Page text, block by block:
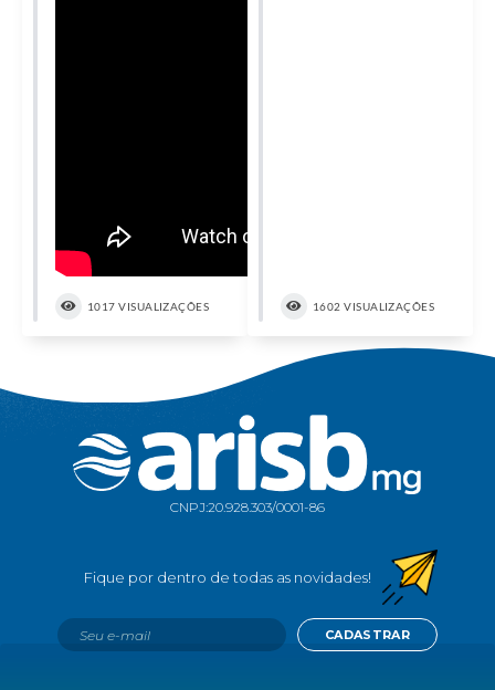
1017 VISUALIZAÇÕES 1602 VISUALIZAÇÕES
CNPJ:20.928.303/0001-86
CADASTRAR